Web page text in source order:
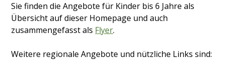
Sie finden die Angebote für Kinder bis 6 Jahre als
Übersicht auf dieser Homepage und auch
zusammengefasst als Flyer.
Weitere regionale Angebote und nützliche Links sind: